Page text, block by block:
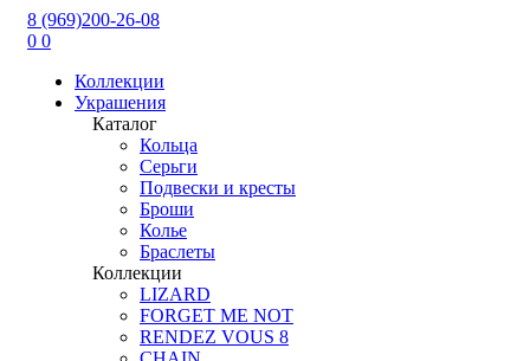
8 (969)200-26-08
0 0
Коллекции
Украшения
Каталог
Кольца
Серьги
Подвески и кресты
Броши
Колье
Браслеты
Коллекции
LIZARD
FORGET ME NOT
RENDEZ VOUS 8